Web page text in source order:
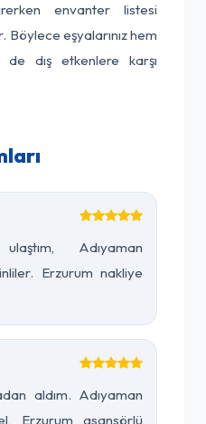
envanter listesi
Böylece eşyalarınız hem
dış etkenlere karşı
Adıyaman
Erzurum nakliye
aldım. Adıyaman
Erzurum asansörlü